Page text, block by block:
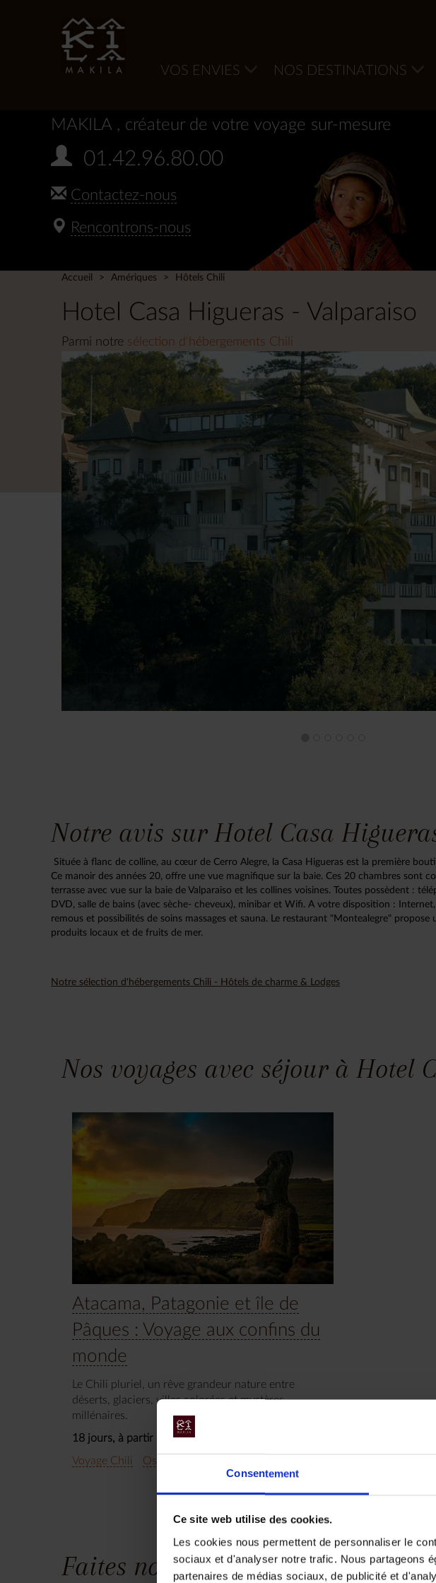
Consentement
Ce site web utilise des cookies.
Les cookies nous permettent de personnaliser le
sociaux et d'analyser notre trafic. Nous partageons
partenaires de médias sociaux, de publicité et
VOS ENVIES NOS DESTINATIONS
MAKILA , créateur de votre voyage sur-mesure
01.42.96.80.00
Contactez-nous
Rencontrons-nous
Accueil Amériques Hôtels Chili
Hotel Casa Higueras - Valparaiso
Parmi notre sélection d'hébergements Chili
Notre avis sur Hotel Casa
Située à flanc de colline, au cœur de Cerro Alegre, la Casa Higueras est la première
Ce manoir des années 20, offre une vue magnifique sur la baie. Ces 20 chambres sont
terrasse avec vue sur la baie de Valparaiso et les collines voisines. Toutes possèdent :
DVD, salle de bains (avec sèche- cheveux), minibar et Wifi. A votre disposition :
remous et possibilités de soins massages et sauna. Le restaurant "Montealegre"
produits locaux et de fruits de mer.
Notre sélection d'hébergements Chili - Hôtels de charme & Lodges
Nos voyages avec séjour à Hotel
Atacama, Patagonie et île de
Pâques : Voyage aux confins du
monde
Le Chili pluriel, un rêve grandeur nature entre
déserts, glaciers, villes colorées et mystères
millénaires.
18 jours, à partir de 12 200 €
Voyage Chili
Osez l'aventure
Faites nous part de vos envies